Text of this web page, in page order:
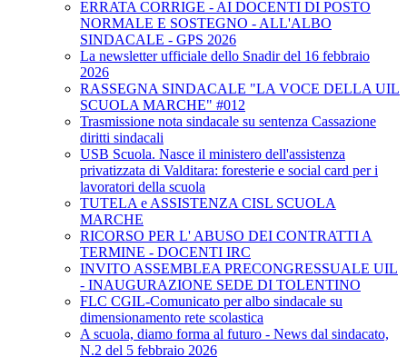
ERRATA CORRIGE - AI DOCENTI DI POSTO
NORMALE E SOSTEGNO - ALL'ALBO
SINDACALE - GPS 2026
La newsletter ufficiale dello Snadir del 16 febbraio
2026
RASSEGNA SINDACALE "LA VOCE DELLA UIL
SCUOLA MARCHE" #012
Trasmissione nota sindacale su sentenza Cassazione
diritti sindacali
USB Scuola. Nasce il ministero dell'assistenza
privatizzata di Valditara: foresterie e social card per i
lavoratori della scuola
TUTELA e ASSISTENZA CISL SCUOLA
MARCHE
RICORSO PER L' ABUSO DEI CONTRATTI A
TERMINE - DOCENTI IRC
INVITO ASSEMBLEA PRECONGRESSUALE UIL
- INAUGURAZIONE SEDE DI TOLENTINO
FLC CGIL-Comunicato per albo sindacale su
dimensionamento rete scolastica
A scuola, diamo forma al futuro - News dal sindacato,
N.2 del 5 febbraio 2026